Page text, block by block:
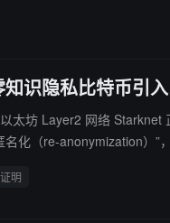
识隐私比特币引
太坊 Layer2 网络
化（re-anonymization）
明